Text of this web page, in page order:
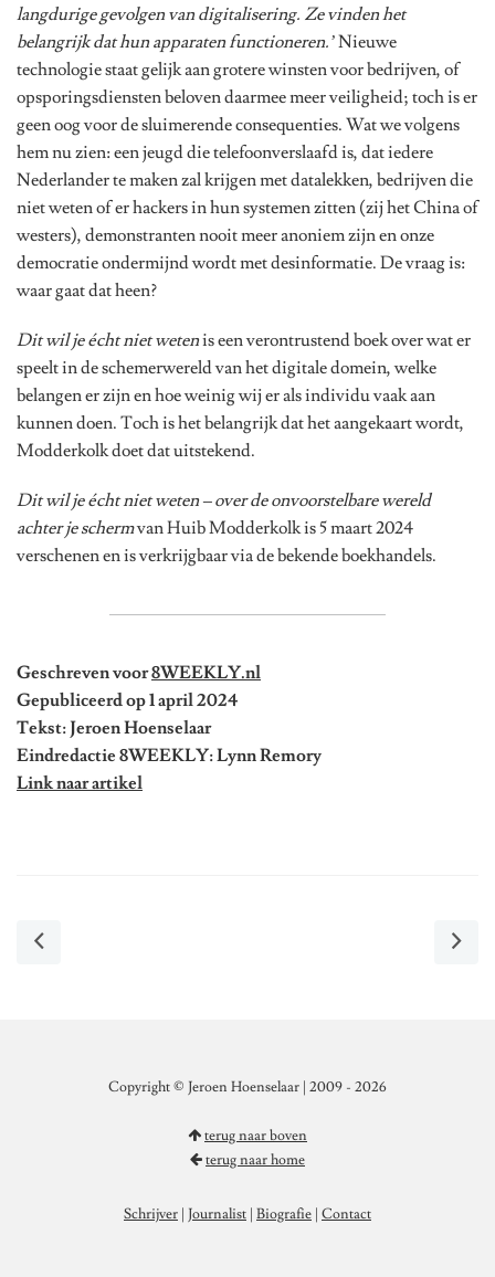
langdurige gevolgen van digitalisering. Ze vinden het
belangrijk dat hun apparaten functioneren.’Nieuwe
technologie staat gelijk aan grotere winsten voor bedrijven, of
opsporingsdiensten beloven daarmee meer veiligheid; toch is er
geen oog voor de sluimerende consequenties. Wat we volgens
hem nu zien: een jeugd die telefoonverslaafd is, dat iedere
Nederlander te maken zal krijgen met datalekken, bedrijven die
niet weten of er hackers in hun systemen zitten (zij het China of
westers), demonstranten nooit meer anoniem zijn en onze
democratie ondermijnd wordt met desinformatie. De vraag is:
waar gaat dat heen?
Dit wil je écht niet wetenis een verontrustend boek over wat er
speelt in de schemerwereld van het digitale domein, welke
belangen er zijn en hoe weinig wij er als individu vaak aan
kunnen doen. Toch is het belangrijk dat het aangekaart wordt,
Modderkolk doet dat uitstekend.
Dit wil je écht niet weten – over de onvoorstelbare wereld
achter je schermvan Huib Modderkolk is 5 maart 2024
verschenen en is verkrijgbaar via de bekende boekhandels.
Geschreven voor8WEEKLY.nl
Gepubliceerd op 1 april 2024
Tekst: Jeroen Hoenselaar
Eindredactie 8WEEKLY: Lynn Remory
Link naar artikel
Copyright © Jeroen Hoenselaar | 2009 - 2026
terug naar boven
terug naar home
Schrijver | Journalist | Biografie | Contact